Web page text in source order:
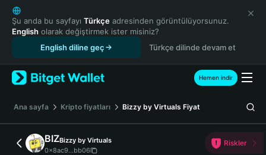
English
日本語
Tiếng Việt
Español (Latinoamérica)
Türkçe
Français
Deutsch
简体中文
繁體中文
Şu anda bu sayfayı Türkçe adresinden görüntülüyorsunuz.
English olarak değiştirmek ister misiniz?
English diline geç
Türkçe dilinde devam et
Hemen indir
Ana sayfa Kripto fiyatları Bizzy by Virtuals Fiyat
BIZBizzy by Virtuals
0x8ac9...bb06
Riskler